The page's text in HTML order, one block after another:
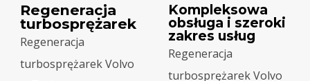
Regeneracja
turbosprężarek
Regeneracja
turbosprężarek Volvo
Kompleksowa
obsługa i szeroki
zakres usług
Regeneracja
turbosprężarek Volvo